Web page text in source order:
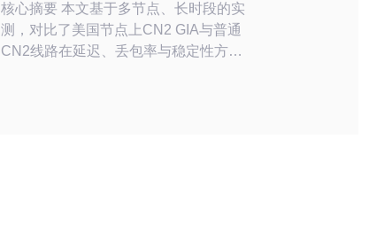
核心摘要 本文基于多节点、长时段的实
测，对比了美国节点上CN2 GIA与普通
CN2线路在延迟、丢包率与稳定性方面